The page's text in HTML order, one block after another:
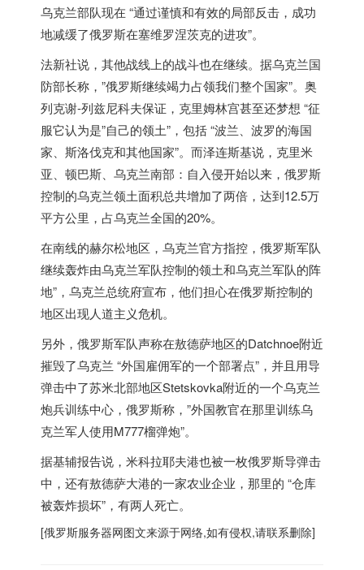
乌克兰部队现在 “通过谨慎和有效的局部反击，成功
地减缓了俄罗斯在塞维罗涅茨克的进攻”。
法新社说，其他战线上的战斗也在继续。据乌克兰国
防部长称，”俄罗斯继续竭力占领我们整个国家”。奥
列克谢-列兹尼科夫保证，克里姆林宫甚至还梦想 “征
服它认为是”自己的领土”，包括 “波兰、波罗的海国
家、斯洛伐克和其他国家”。而泽连斯基说，克里米
亚、顿巴斯、乌克兰南部：自入侵开始以来， 俄罗斯
控制的乌克兰领土面积总共增加了两倍，达到12.5万
平方公里，占乌克兰全国的20%。
在南线的赫尔松地区，乌克兰官方指控， 俄罗斯军队
继续轰炸由乌克兰军队控制的领土和乌克兰军队的阵
地”，乌克兰总统府宣布，他们担心在俄罗斯控制的
地区出现人道主义危机。
另外， 俄罗斯军队声称在敖德萨地区的Datchnoe附近
摧毁了乌克兰 “外国雇佣军的一个部署点”，并且用导
弹击中了苏米北部地区Stetskovka附近的一个乌克兰
炮兵训练中心， 俄罗斯称，”外国教官在那里训练乌
克兰军人使用M777榴弹炮”。
据基辅报告说，米科拉耶夫港也被一枚俄罗斯导弹击
中，还有敖德萨大港的一家农业企业，那里的 “仓库
被轰炸损坏”，有两人死亡。
[俄罗斯服务器网图文来源于网络,如有侵权,请联系删除]